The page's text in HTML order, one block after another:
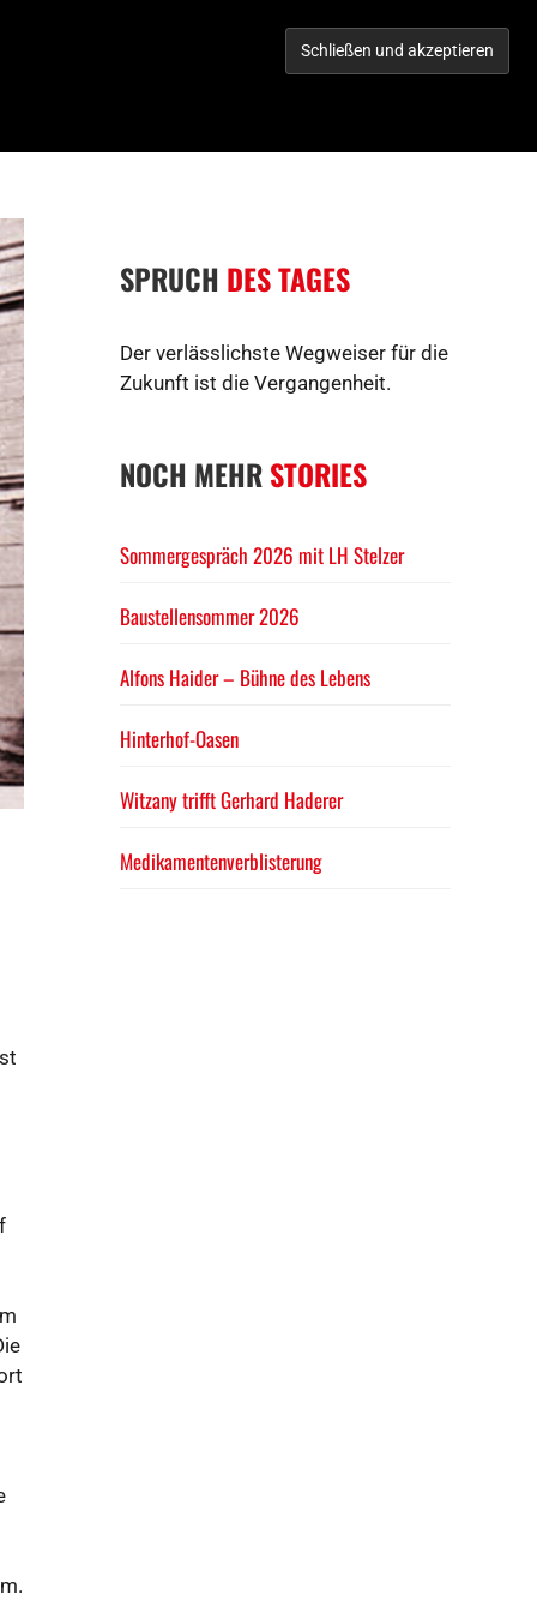
KONTAKT GEWINNSPIEL
SPRUCH DES TAGES
Der verlässlichste Wegweiser für die
Zukunft ist die Vergangenheit.
NOCH MEHRSTORIES
Sommergespräch 2026 mit LH Stelzer
Baustellensommer 2026
Alfons Haider – Bühne des Lebens
Hinterhof-Oasen
Witzany trifft Gerhard Haderer
Medikamentenverblisterung